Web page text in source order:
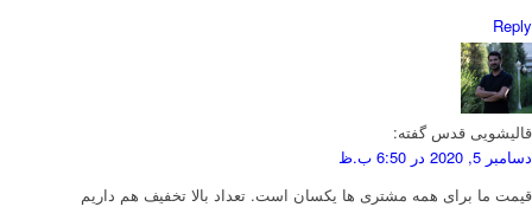
Reply
قالیشویی قدس گفته:
دسامبر 5, 2020 در 6:50 ب.ظ
قیمت ما برای همه مشتری ها یکسان است. تعداد بالا تخفیف هم داریم